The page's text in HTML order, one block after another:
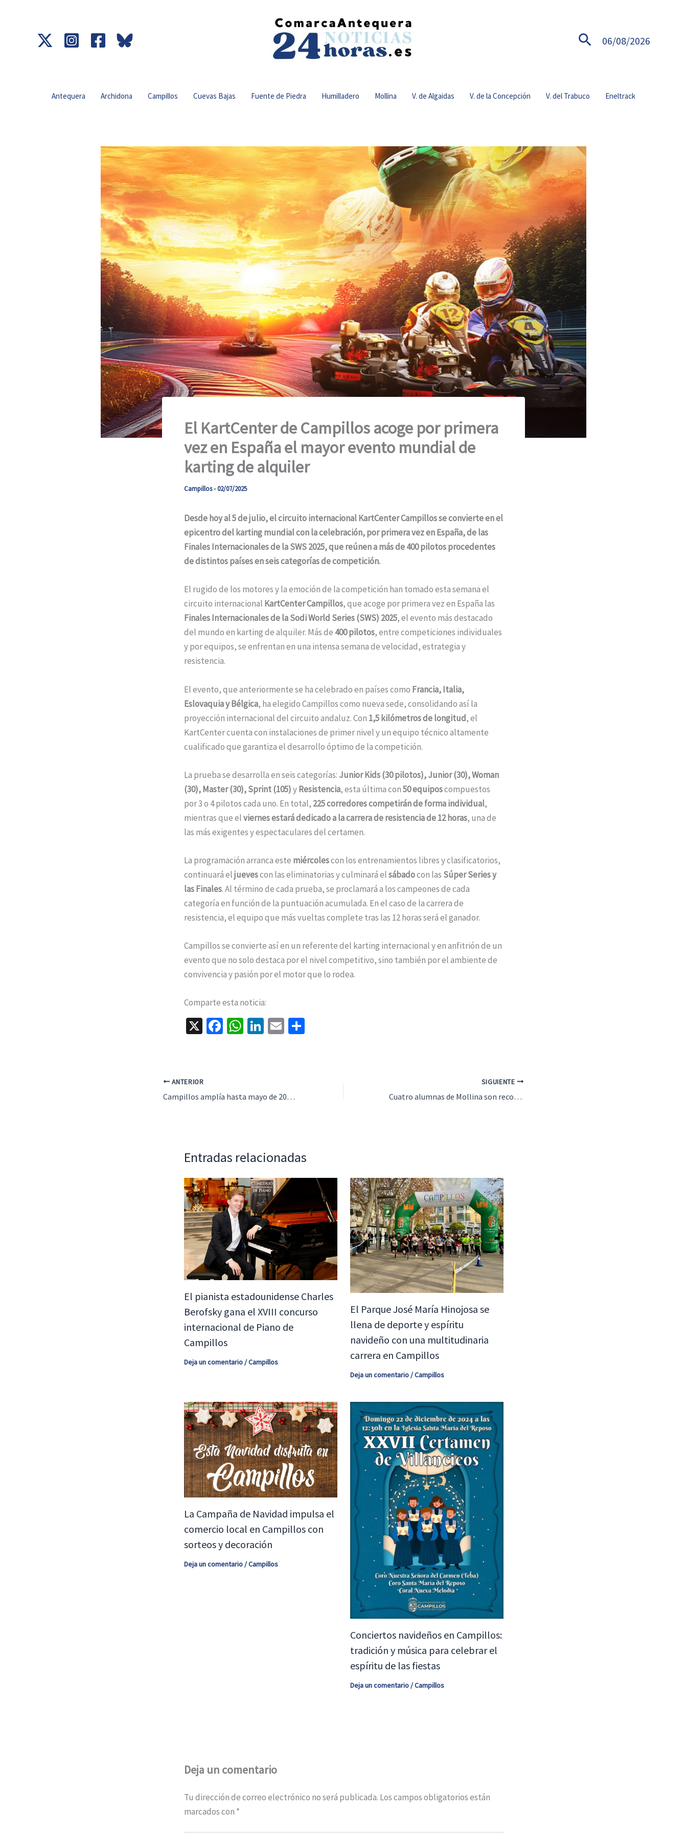
Buscar06/08/2026
Antequera Archidona Campillos Cuevas Bajas Fuente de Piedra Humilladero Mollina V. de Algaidas V. de la Concepción V. del Trabuco Eneltrack
El KartCenter de Campillos acoge por primera
vez en España el mayor evento mundial de
karting de alquiler
Campillos-02/07/2025
Desde hoy al 5 de julio, el circuito internacional KartCenter Campillos se convierte en el
epicentro del karting mundial con la celebración, por primera vez en España, de las
Finales Internacionales de la SWS 2025, que reúnen a más de 400 pilotos procedentes
de distintos países en seis categorías de competición.
El rugido de los motores y la emoción de la competición han tomado esta semana el
circuito internacional KartCenter Campillos, que acoge por primera vez en España las
Finales Internacionales de la Sodi World Series (SWS) 2025, el evento más destacado
del mundo en karting de alquiler. Más de 400 pilotos, entre competiciones individuales
y por equipos, se enfrentan en una intensa semana de velocidad, estrategia y
resistencia.
El evento, que anteriormente se ha celebrado en países como Francia, Italia,
Eslovaquia y Bélgica, ha elegido Campillos como nueva sede, consolidando así la
proyección internacional del circuito andaluz. Con 1,5 kilómetros de longitud, el
KartCenter cuenta con instalaciones de primer nivel y un equipo técnico altamente
cualificado que garantiza el desarrollo óptimo de la competición.
La prueba se desarrolla en seis categorías: Junior Kids (30 pilotos), Junior (30), Woman
(30), Master (30), Sprint (105)yResistencia, esta última con50 equiposcompuestos
por 3 o 4 pilotos cada uno. En total, 225 corredores competirán de forma individual,
mientras que elviernes estará dedicado a la carrera de resistencia de 12 horas, una de
las más exigentes y espectaculares del certamen.
La programación arranca este miércolescon los entrenamientos libres y clasificatorios,
continuará eljuevescon las eliminatorias y culminará elsábadocon las Súper Series y
las Finales. Al término de cada prueba, se proclamará a los campeones de cada
categoría en función de la puntuación acumulada. En el caso de la carrera de
resistencia, el equipo que más vueltas complete tras las 12 horas será el ganador.
Campillos se convierte así en un referente del karting internacional y en anfitrión de un
evento que no solo destaca por el nivel competitivo, sino también por el ambiente de
convivencia y pasión por el motor que lo rodea.
Comparte esta noticia:
X Fa
o
W
p
Li
n
E C
ANTERIOR
Campillos amplía hasta mayo de 2026 su programa de empleo para mayores de 52 años
SIGUIENTE
Cuatro alumnas de Mollina son reconocidas por su excelencia académica en el IES José María Fernández
Entradas relacionadas
El pianista estadounidense Charles
Berofsky gana el XVIII concurso
internacional de Piano de
Campillos
Deja un comentario/Campillos
El Parque José María Hinojosa se
llena de deporte y espíritu
navideño con una multitudinaria
carrera en Campillos
Deja un comentario/Campillos
La Campaña de Navidad impulsa el
comercio local en Campillos con
sorteos y decoración
Deja un comentario/Campillos
Conciertos navideños en Campillos:
tradición y música para celebrar el
espíritu de las fiestas
Deja un comentario/Campillos
Deja un comentario
Tu dirección de correo electrónico no será publicada. Los campos obligatorios están
marcados con *